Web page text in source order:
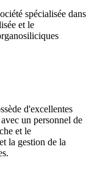
spécialisée dans
et le
d'excellentes
un personnel de
et le
la gestion de la